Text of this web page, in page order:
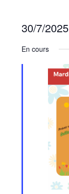
30/7/2025
En cours